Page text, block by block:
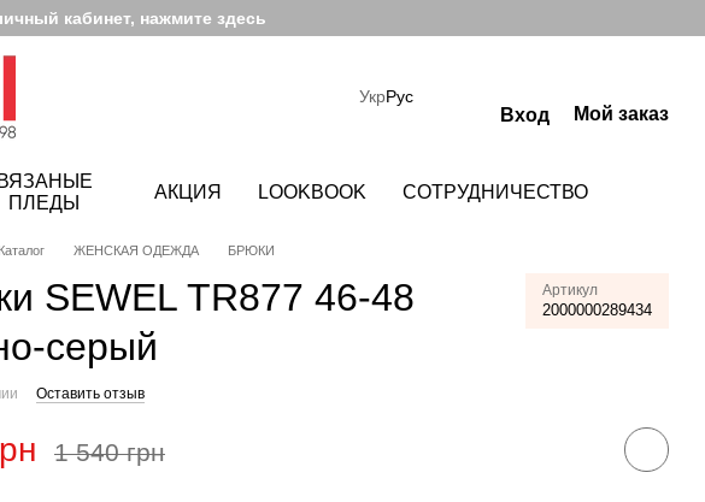
кабинет, нажмите здесь
УкрРус
Вход Мой заказ
ВЯЗАНЫЕ
ПЛЕДЫ
АКЦИЯ LOOKBOOK СОТРУДНИЧЕСТВО
Каталог ЖЕНСКАЯ ОДЕЖДА БРЮКИ
SEWEL TR877 46-48
серый
Артикул
2000000289434
Оставить отзыв
1 540 грн